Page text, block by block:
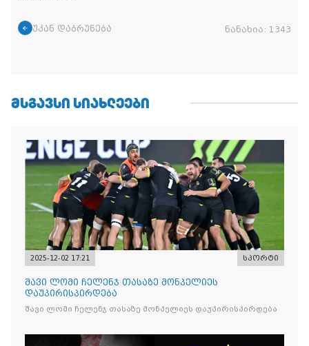
უკან დაბრუნება ნანახია: 1343
ᲛᲡᲒᲐᲕᲡᲘ ᲡᲘᲐᲮᲚᲔᲔᲑᲘ
2025-12-02 17:21 სპორტი
შავი ლომი ჩელენჯ თასაზე მონპელიეს
დაუპირისპირდება
შავი ლომი ჩელენჯ თასაზე მონპელიეს დაუპირისპირდება